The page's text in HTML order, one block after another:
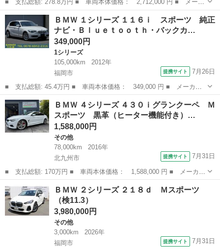
■ 支払総額: 278.8万円 ■ 車両本体価格： 2,712,000 円 ■ メーカ
ー名： ＢＭＷ ■ 車種名： Ｘ１ ■ グレード名： ｘＤｒｉｖ
ｅ １８ｄ ｘライン エディションジョイ＋ ナビ バックカメ
ラ ＴＶチュ...
福岡 北九州市
ＢＭＷ １シリーズ １１６ｉ スポーツ 純正
ナビ・Ｂｌｕｅｔｏｏｔｈ・バックカ…
349,000円
1シリーズ
105,000km
2012年
福岡市
提携サイト 7月26日
■ 支払総額: 45.4万円 ■ 車両本体価格： 349,000 円 ■ メーカー
名： ＢＭＷ ■ 車種名： １シリーズ ■ グレード名： １１６
ｉ スポーツ 純正ナビ・Ｂｌｕｅｔｏｏｔｈ・バックカメラ・キー
レス・プッシュ...
福岡 福岡市
ＢＭＷ ４シリーズ ４３０ｉグランクーペ Ｍ
スポーツ 黒革（ヒーター機能付き）…
1,588,000円
その他
78,000km
2016年
北九州市
提携サイト 7月31日
■ 支払総額: 170万円 ■ 車両本体価格： 1,588,000 円 ■ メーカー
名： ＢＭＷ ■ 車種名： ４シリーズ ■ グレード名： ４３０ｉ
グランクーペ Ｍスポーツ 黒革（ヒーター機能付き）シート・純正
ＯＰ１９ｉ...
福岡 北九州市
ＢＭＷ ２シリーズ ２１８ｄ Ｍスポーツ
（検11.3）
3,980,000円
その他
3,000km
2026年
福岡市
提携サイト 7月31日